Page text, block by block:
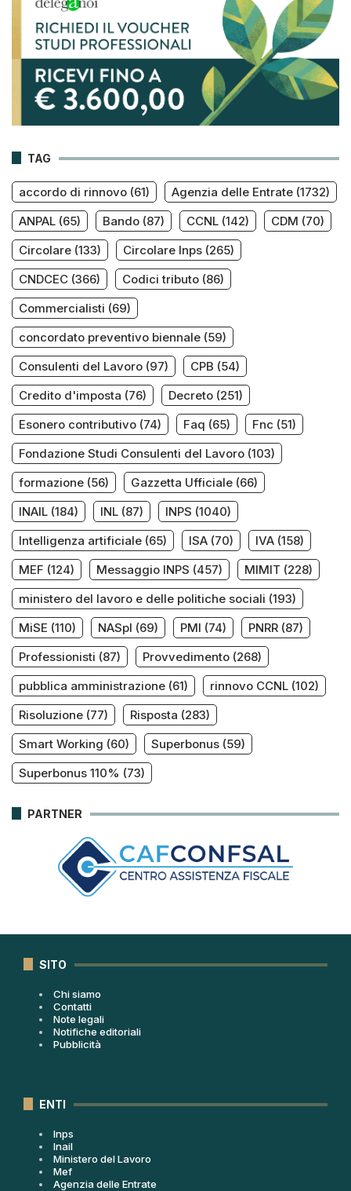
TAG
accordo di rinnovo (61) Agenzia delle Entrate (1732)
ANPAL (65) Bando (87) CCNL (142) CDM (70)
Circolare (133) Circolare Inps (265)
CNDCEC (366) Codici tributo (86)
Commercialisti (69)
concordato preventivo biennale (59)
Consulenti del Lavoro (97) CPB (54)
Credito d'imposta (76) Decreto (251)
Esonero contributivo (74) Faq (65) Fnc (51)
Fondazione Studi Consulenti del Lavoro (103)
formazione (56) Gazzetta Ufficiale (66)
INAIL (184) INL (87) INPS (1040)
Intelligenza artificiale (65) ISA (70) IVA (158)
MEF (124) Messaggio INPS (457) MIMIT (228)
ministero del lavoro e delle politiche sociali (193)
MiSE (110) NASpI (69) PMI (74) PNRR (87)
Professionisti (87) Provvedimento (268)
pubblica amministrazione (61) rinnovo CCNL (102)
Risoluzione (77) Risposta (283)
Smart Working (60) Superbonus (59)
Superbonus 110% (73)
PARTNER
SITO
Chi siamo
Contatti
Note legali
Notifiche editoriali
Pubblicità
ENTI
Inps
Inail
Ministero del Lavoro
Mef
Agenzia delle Entrate